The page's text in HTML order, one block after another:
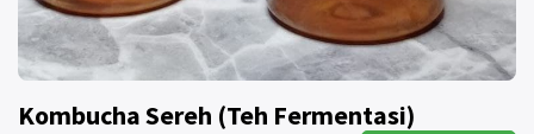
Kombucha Sereh (Teh Fermentasi)